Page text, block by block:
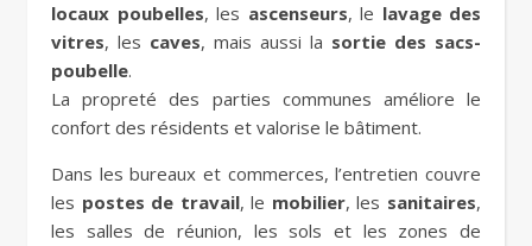
locaux poubelles, les ascenseurs, le lavage des
vitres, les caves, mais aussi la sortie des sacs-
poubelle.
La propreté des parties communes améliore le
confort des résidents et valorise le bâtiment.
Dans les bureaux et commerces, l’entretien couvre
les postes de travail, le mobilier, les sanitaires,
les salles de réunion, les sols et les zones de